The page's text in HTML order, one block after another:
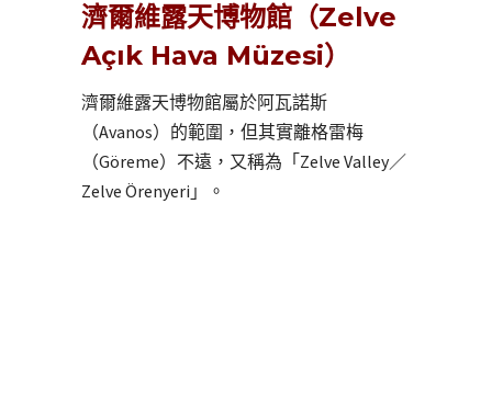
濟爾維露天博物館（Zelve
Açık Hava Müzesi）
濟爾維露天博物館屬於阿瓦諾斯
（Avanos）的範圍，但其實離格雷梅
（Göreme）不遠，又稱為「Zelve Valley／
Zelve Örenyeri」。